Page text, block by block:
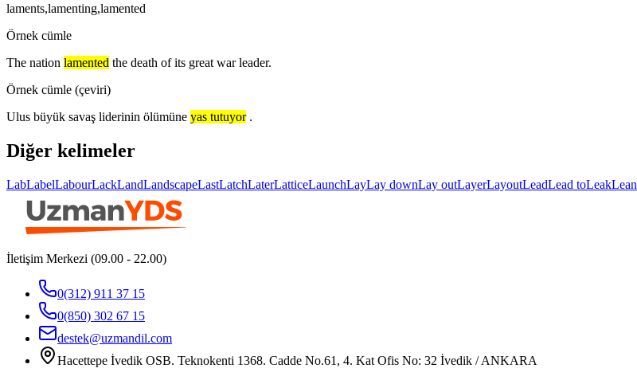
laments,lamenting,lamented
Örnek cümle
The nation lamented the death of its great war leader.
Örnek cümle (çeviri)
Ulus büyük savaş liderinin ölümüne yas tutuyor .
Diğer kelimeler
LabLabelLabourLackLandLandscapeLastLatchLaterLatticeLaunchLayLay downLay outLayerLayoutLeadLead toLeakLean
İletişim Merkezi (09.00 - 22.00)
0(312) 911 37 15
0(850) 302 67 15
destek@uzmandil.com
Hacettepe İvedik OSB. Teknokenti 1368. Cadde No.61, 4. Kat Ofis No: 32 İvedik / ANKARA